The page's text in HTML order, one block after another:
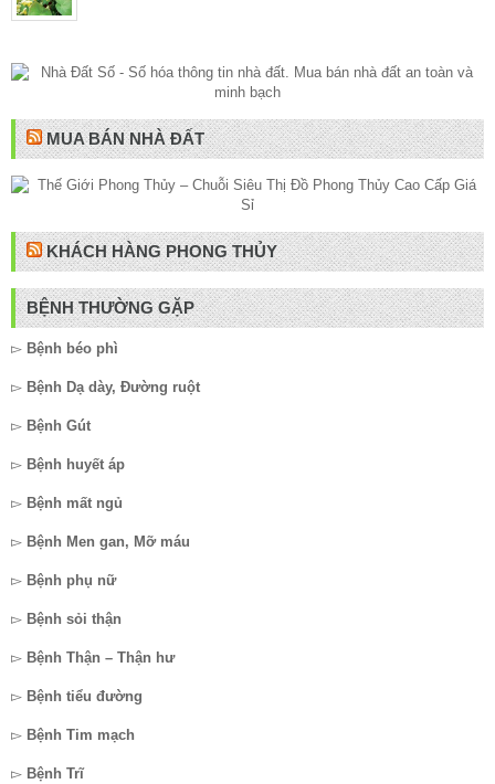
MUA BÁN NHÀ ĐẤT
KHÁCH HÀNG PHONG THỦY
BỆNH THƯỜNG GẶP
▻ Bệnh béo phì
▻ Bệnh Dạ dày, Đường ruột
▻ Bệnh Gút
▻ Bệnh huyết áp
▻ Bệnh mất ngủ
▻ Bệnh Men gan, Mỡ máu
▻ Bệnh phụ nữ
▻ Bệnh sỏi thận
▻ Bệnh Thận – Thận hư
▻ Bệnh tiểu đường
▻ Bệnh Tim mạch
▻ Bệnh Trĩ